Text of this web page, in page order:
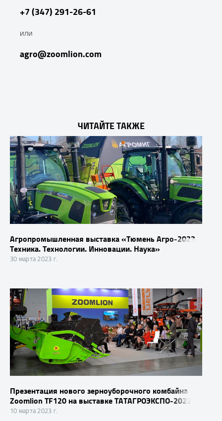
+7 (347) 291-26-61
или
agro@zoomlion.com
ЧИТАЙТЕ ТАКЖЕ
Агропромышленная выставка «Тюмень Агро-2023.
Техника. Технологии. Инновации. Наука»
30 марта 2023 г.
Презентация нового зерноуборочного комбайна
Zoomlion TF120 на выставке ТАТАГРОЭКСПО-2023
10 марта 2023 г.